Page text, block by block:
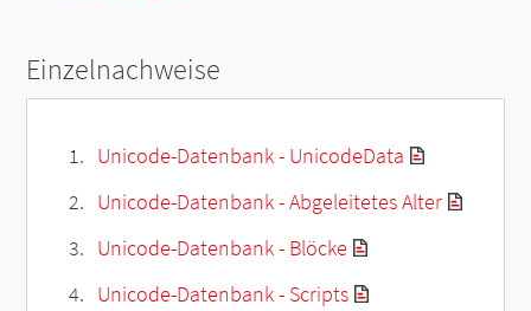
Einzelnachweise
Unicode-Datenbank - UnicodeData
Unicode-Datenbank - Abgeleitetes Alter
Unicode-Datenbank - Blöcke
Unicode-Datenbank - Scripts